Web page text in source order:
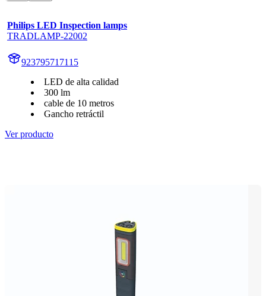
Philips LED Inspection lamps
TRADLAMP-22002
923795717115
LED de alta calidad
300 lm
cable de 10 metros
Gancho retráctil
Ver producto